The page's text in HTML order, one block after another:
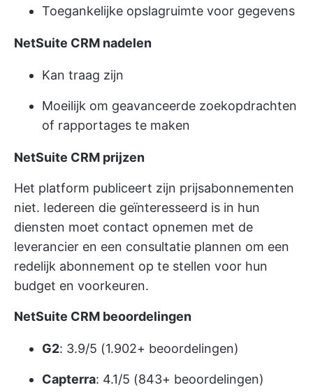
Toegankelijke opslagruimte voor gegevens
NetSuite CRM nadelen
Kan traag zijn
Moeilijk om geavanceerde zoekopdrachten
of rapportages te maken
NetSuite CRM prijzen
Het platform publiceert zijn prijsabonnementen
niet. Iedereen die geïnteresseerd is in hun
diensten moet contact opnemen met de
leverancier en een consultatie plannen om een
redelijk abonnement op te stellen voor hun
budget en voorkeuren.
NetSuite CRM beoordelingen
G2: 3.9/5 (1.902+ beoordelingen)
Capterra: 4.1/5 (843+ beoordelingen)